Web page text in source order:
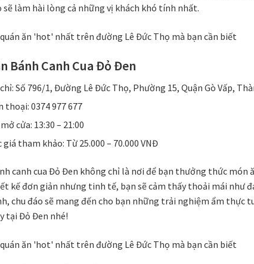
sẽ làm hài lòng cả những vị khách khó tính nhất.
Bánh Canh Cua Đỏ Đen
Số 796/1, Đường Lê Đức Thọ, Phường 15, Quận Gò Vấp,
thoại: 0374 977 677
cửa: 13:30 – 21:00
giá tham khảo: Từ 25.000 – 70.000 VNĐ
canh cua Đỏ Đen không chỉ là nơi để bạn thưởng thức
kế đơn giản nhưng tinh tế, bạn sẽ cảm thấy thoải mái như
chu đáo sẽ mang đến cho bạn những trải nghiệm ẩm thực
tại Đỏ Đen nhé!